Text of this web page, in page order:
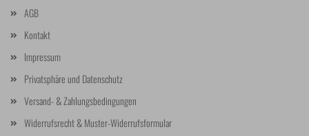
AGB
Kontakt
Impressum
Privatsphäre und Datenschutz
Versand- & Zahlungsbedingungen
Widerrufsrecht & Muster-Widerrufsformular